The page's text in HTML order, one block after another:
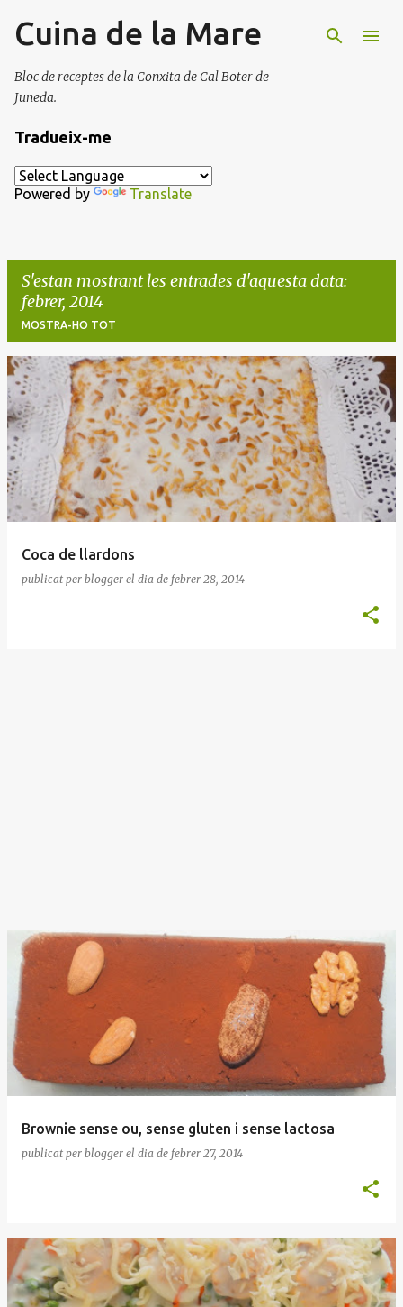
Salta al contingut principal
Cuina de la Mare
Bloc de receptes de la Conxita de Cal Boter de
Juneda.
Tradueix-me
Powered by Translate
S'estan mostrant les entrades d'aquesta data:
febrer, 2014
MOSTRA-HO TOT
E
n
t
a
d
Coca de llardons
publicat per blogger el dia de febrer 28, 2014
Brownie sense ou, sense gluten i sense lactosa
publicat per blogger el dia de febrer 27, 2014